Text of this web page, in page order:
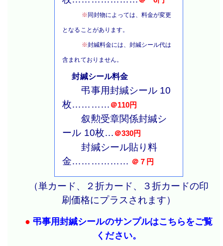
※ 同封物によっては、料金が変更
となることがあります。
※封緘料金には、封緘シール代は
含まれておりません。
封緘シール料金
弔事用封緘シール 10
枚………… ＠110円
叙勲受章関係封緘シ
ール 10枚… ＠330円
封緘シール貼り料
金……………… ＠７円
（単カード、２折カード、３折カードの印
刷価格にプラスされます）
●弔事用封緘シールのサンプルはこちらをご覧
ください。